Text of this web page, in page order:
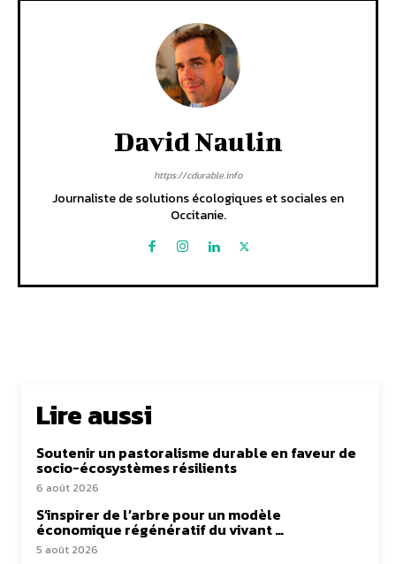
David Naulin
https://cdurable.info
Journaliste de solutions écologiques et sociales en
Occitanie.
Lire aussi
Soutenir un pastoralisme durable en faveur de
socio-écosystèmes résilients
6 août 2026
S’inspirer de l’arbre pour un modèle
économique régénératif du vivant …
5 août 2026